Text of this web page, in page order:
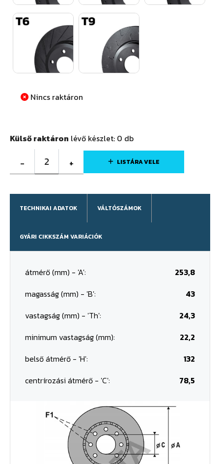
Nincs raktáron
Külső raktáron lévő készlet: 0 db
- 2 + LISTÁRA VELE
TECHNIKAI ADATOK VÁLTÓSZÁMOK
GYÁRI CIKKSZÁM VARIÁCIÓK
átmérő (mm) - 'A':
253,8
magasság (mm) - 'B':
43
vastagság (mm) - 'Th':
24,3
minimum vastagság (mm):
22,2
belső átmérő - 'H':
132
centrírozási átmérő - 'C':
78,5